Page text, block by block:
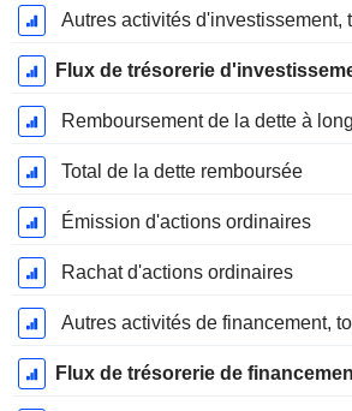
Autres activités d'investissement,
Flux de trésorerie
Remboursement de la dette à
Total de la dette remboursée
Émission d'actions ordinaires
Rachat d'actions ordinaires
Autres activités de financement,
Flux de trésorerie de